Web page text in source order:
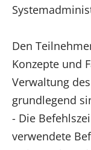
Den
Konzepte und
Verwaltung
grundlegend
- Die
verwendete